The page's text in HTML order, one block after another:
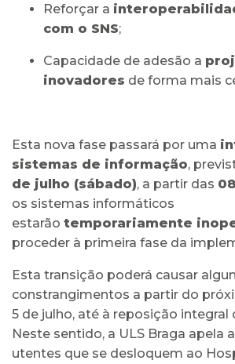
Reforçar a
com o SNS;
Capacidade de adesão a
inovadores de forma mais
Esta nova fase passará por uma
sistemas de informação,
de julho (sábado), a partir das
os sistemas informáticos
estarão temporariamente
proceder à primeira fase da
Esta transição poderá causar
constrangimentos a partir do
5 de julho, até à reposição integral
Neste sentido, a ULS Braga apela
utentes que se desloquem ao